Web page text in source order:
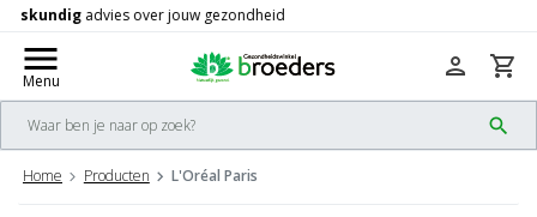
check Gratisverzending vanaf 50,-
menu
Menu
search
person shopping_cart
Home Producten L'Oréal Paris